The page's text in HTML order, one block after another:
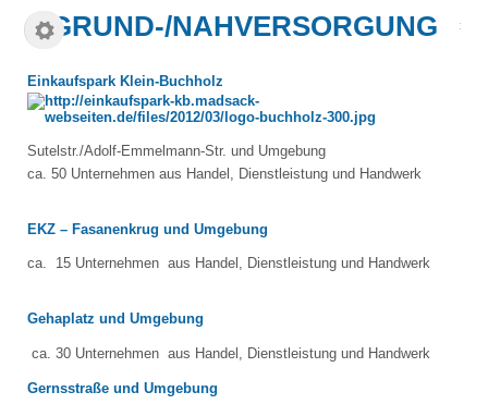
GRUND-/NAHVERSORGUNG
Einkaufspark Klein-Buchholz
Sutelstr./Adolf-Emmelmann-Str. und Umgebung
ca. 50 Unternehmen aus Handel, Dienstleistung und Handwerk
EKZ – Fasanenkrug und Umgebung
ca. 15 Unternehmen aus Handel, Dienstleistung und Handwerk
Gehaplatz und Umgebung
ca. 30 Unternehmen aus Handel, Dienstleistung und Handwerk
Gernsstraße und Umgebung